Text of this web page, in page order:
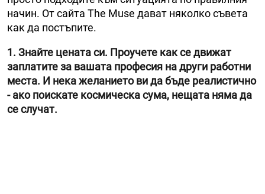
начин. От сайта The Muse дават няколко съвета
как да постъпите.
1. Знайте цената си. Проучете как се движат
заплатите за вашата професия на други работни
места. И нека желанието ви да бъде реалистично
- ако поискате космическа сума, нещата няма да
се случат.